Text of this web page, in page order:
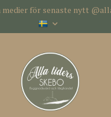
medier för senaste nytt